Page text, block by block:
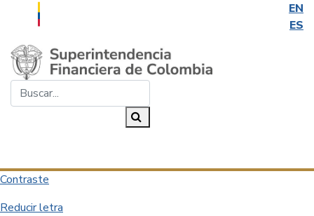
EN
ES
Saltar al contenido principal
Contraste
Reducir letra